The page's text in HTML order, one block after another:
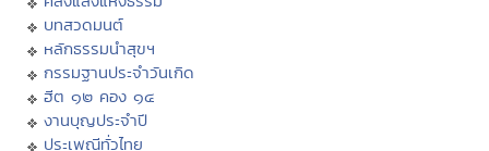
บทสวดมนต์
หลักธรรมนำสุขฯ
กรรมฐานประจำวันเกิด
ฮีต ๑๒ คอง ๑๔
งานบุญประจำปี
ประเพณีทั่วไทย